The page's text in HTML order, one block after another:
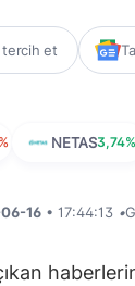
tercih et
NETAS3,74%
16 • 17:44:13 •